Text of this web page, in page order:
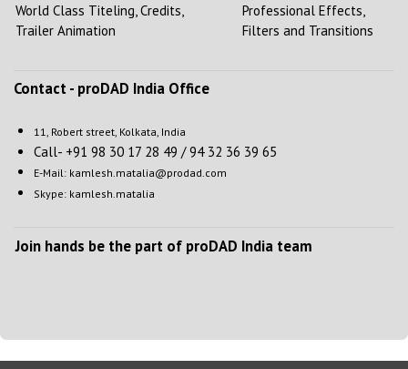
World Class Titeling, Credits,
Trailer Animation
Professional Effects,
Filters and Transitions
Contact - proDAD India Office
11, Robert street, Kolkata, India
Call- +91 98 30 17 28 49 / 94 32 36 39 65
E-Mail: kamlesh.matalia@prodad.com
Skype: kamlesh.matalia
Join hands be the part of proDAD India team